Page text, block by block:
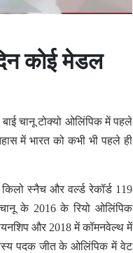
कोई मेडल
चानू टोक्यो ओलिंपिक में पहले
में भारत को कभी भी पहले ही
स्नैच और वर्ल्ड रेकॉर्ड 119
के 2016 के रियो ओलिंपिक
और 2018 में कॉमनवेल्थ में
पदक जीत के ओलिंपिक में वेट